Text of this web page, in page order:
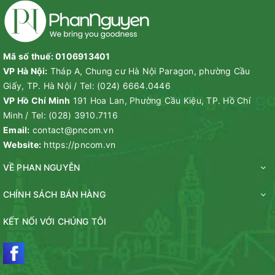
thế rất phù hợp với người ăn kiêng và tiểu đường type 2.
Bù chất điện giải và Vitamin C: Đường Dừa Nước hữu
cơ có hàm lượng cao các loại muối khoáng như Natri, Kali,
Magie,… Vì vậy sử dụng Đường Dừa Nước hữu cơ giúp cơ
thể bù đắp các loại khoáng chất, cân bằng điện giải, cải
thiện hệ xương khớp và tim mạch. Hỗ trợ tăng cường hệ
miễn dịch, sức đề kháng cho cơ thể.
Mã số thuế: 0106913401
VP Hà Nội: Tháp A, Chung cư Hà Nội Paragon, phường Cầu
Giấy, TP. Hà Nội / Tel: (024) 6664.0446
VP Hồ Chí Minh 191 Hoa Lan, Phường Cầu Kiệu, TP. Hồ Chí
Minh / Tel: (028) 3910.7116
Email: contact@pncom.vn
Website: https://pncom.vn
VỀ PHAN NGUYỄN
CHÍNH SÁCH BÁN HÀNG
KẾT NỐI VỚI CHÚNG TÔI